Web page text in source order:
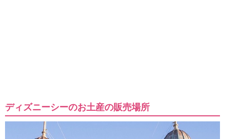
ディズニーシーのお土産の販売場所